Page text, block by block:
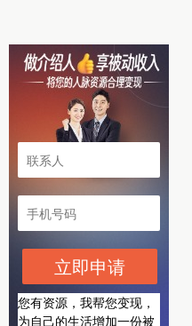
立即申请
您有资源，我帮您变现，
为自己的生活增加一份被